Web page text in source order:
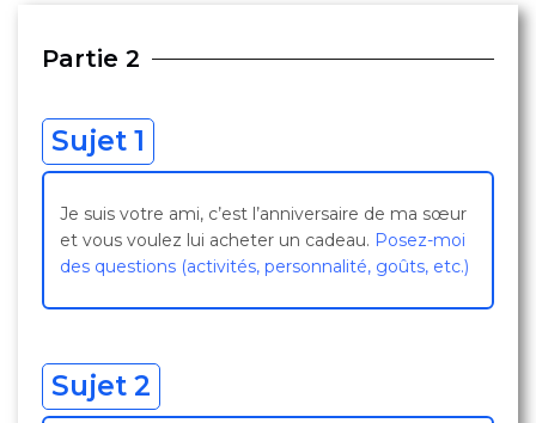
Partie 2
Sujet 1
Je suis votre ami, c’est l’anniversaire de ma sœur
et vous voulez lui acheter un cadeau. Posez-moi
des questions (activités, personnalité, goûts, etc.)
Sujet 2